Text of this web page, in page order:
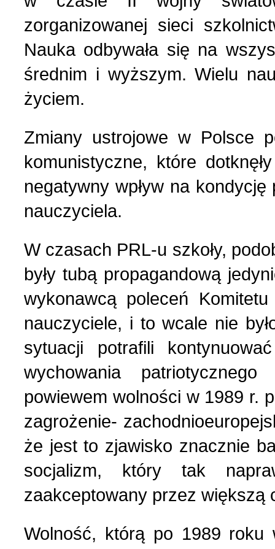
zorganizowanej sieci
Nauka odbywała się na
średnim i wyższym. Wielu
życiem.
Zmiany ustrojowe w Polsce
komunistyczne, które
negatywny wpływ na kondycję
nauczyciela.
W czasach PRL-u szkoły,
były tubą propagandową
wykonawcą poleceń
nauczyciele, i to wcale nie
sytuacji potrafili
wychowania
powiewem wolności w 1989 r.
zagrożenie-
że jest to zjawisko znacznie
socjalizm, który tak
zaakceptowany przez większą
Wolność, którą po 1989 roku